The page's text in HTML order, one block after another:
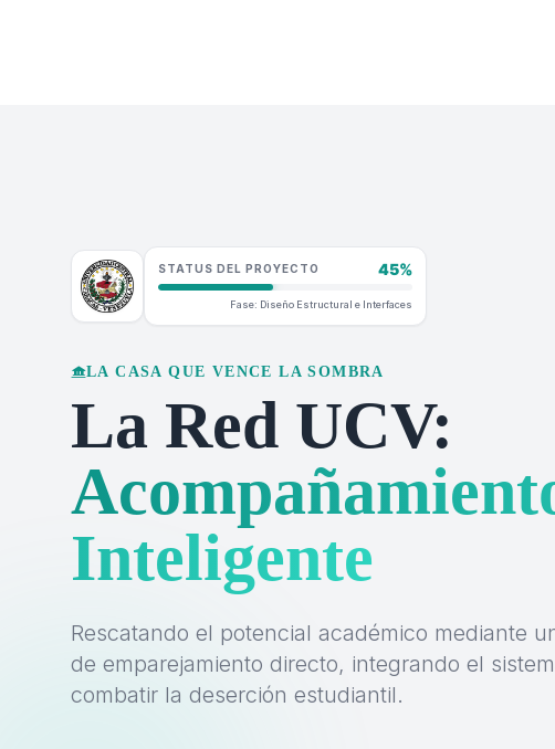
STATUS DEL PROYECTO 45%
Fase: Diseño Estructural e Interfaces
LA CASA QUE VENCE LA SOMBRA
La Red UCV:
Inteligente
Rescatando el potencial académico mediante
de emparejamiento directo, integrando el
combatir la deserción estudiantil.